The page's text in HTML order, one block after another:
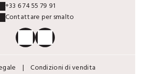
+33 6 74 55 79 91
Contattare per smalto
| Condizioni di vendita